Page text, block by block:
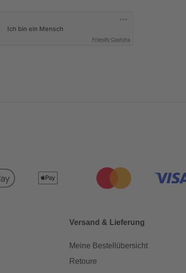
Friendly Captcha
Versand & Lieferung
Meine Bestellübersicht
Retoure